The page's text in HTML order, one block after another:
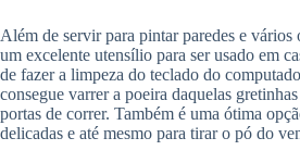
Além de servir para pintar paredes e
um excelente utensílio para ser usado em
de fazer a limpeza do teclado do
consegue varrer a poeira daquelas
portas de correr. Também é uma ótima
delicadas e até mesmo para tirar o pó do